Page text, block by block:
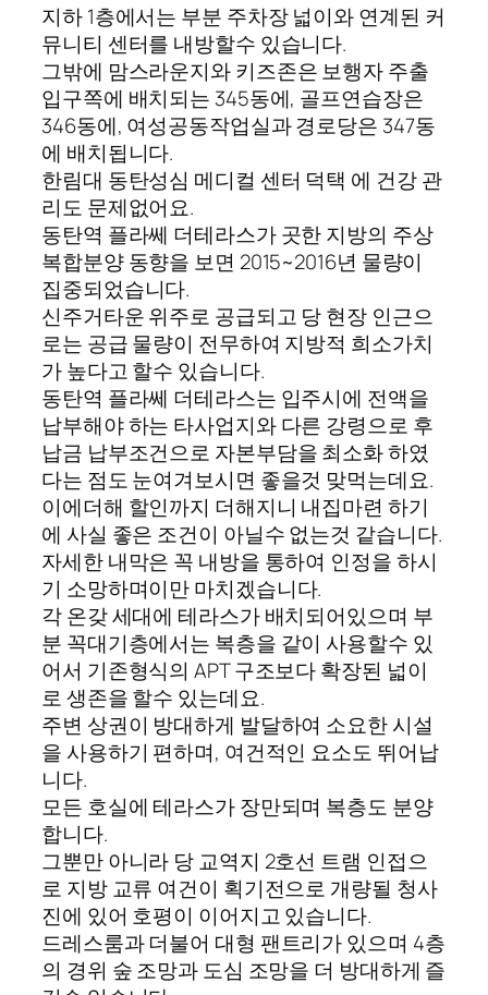
지하 1층에서는 부분 주차장 넓이와 연계된 커
뮤니티 센터를 내방할수 있습니다.
그밖에 맘스라운지와 키즈존은 보행자 주출
입구쪽에 배치되는 345동에, 골프연습장은
346동에, 여성공동작업실과 경로당은 347동
에 배치됩니다.
한림대 동탄성심 메디컬 센터 덕택 에 건강 관
리도 문제없어요.
동탄역 플라쎄 더테라스가 곳한 지방의 주상
복합분양 동향을 보면 2015~2016년 물량이
집중되었습니다.
신주거타운 위주로 공급되고 당 현장 인근으
로는 공급 물량이 전무하여 지방적 희소가치
가 높다고 할수 있습니다.
동탄역 플라쎄 더테라스는 입주시에 전액을
납부해야 하는 타사업지와 다른 강령으로 후
납금 납부조건으로 자본부담을 최소화 하였
다는 점도 눈여겨보시면 좋을것 맞먹는데요.
이에더해 할인까지 더해지니 내집마련 하기
에 사실 좋은 조건이 아닐수 없는것 같습니다.
자세한 내막은 꼭 내방을 통하여 인정을 하시
기 소망하며이만 마치겠습니다.
각 온갖 세대에 테라스가 배치되어있으며 부
분 꼭대기층에서는 복층을 같이 사용할수 있
어서 기존형식의 APT 구조보다 확장된 넓이
로 생존을 할수 있는데요.
주변 상권이 방대하게 발달하여 소요한 시설
을 사용하기 편하며, 여건적인 요소도 뛰어납
니다.
모든 호실에 테라스가 장만되며 복층도 분양
합니다.
그뿐만 아니라 당 교역지 2호선 트램 인접으
로 지방 교류 여건이 획기전으로 개량될 청사
진에 있어 호평이 이어지고 있습니다.
드레스룸과 더불어 대형 팬트리가 있으며 4층
의 경위 숲 조망과 도심 조망을 더 방대하게 즐